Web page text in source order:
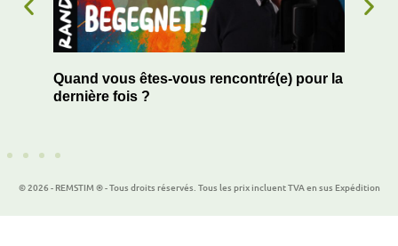
Quand vous êtes-vous rencontré(e) pour la
dernière fois ?
© 2026 - REMSTIM ® - Tous droits réservés. Tous les prix incluent TVA en sus Expédition